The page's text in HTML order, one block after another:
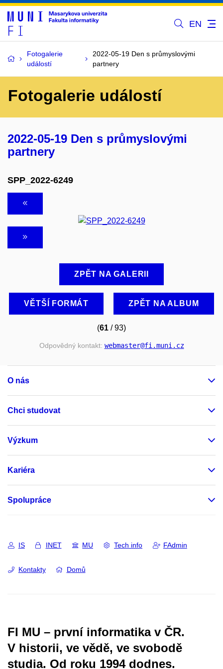
EN
Fotogalerie
událostí
2022-05-19 Den s průmyslovými
partnery
Fotogalerie událostí
2022-05-19 Den s průmyslovými
partnery
SPP_2022-6249
ZPĚT NA GALERII
VĚTŠÍ FORMÁT ZPĚT NA ALBUM
(61 / 93)
Odpovědný kontakt: webmaster@fi.muni.cz
O nás
Chci studovat
Výzkum
Kariéra
Spolupráce
IS INET MU Tech info FAdmin
Kontakty Domů
FI MU – první informatika v ČR.
V historii, ve vědě, ve svobodě
studia. Od roku 1994 dodnes.